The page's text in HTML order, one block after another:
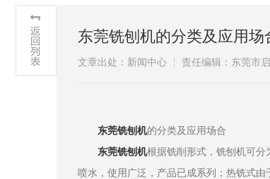
东莞铣刨机的分类及应用场
文章出处：新闻中心 责任编辑：东莞市
东莞铣刨机的分类及应用场合
东莞铣刨机根据铣削形式，铣刨机可分
喷水，使用广泛，产品已成系列；热铣式